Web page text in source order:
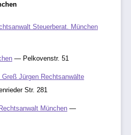
Steuerberat. München
— Pelkovenstr. 51
Jürgen Rechtsanwälte
Str. 281
München —